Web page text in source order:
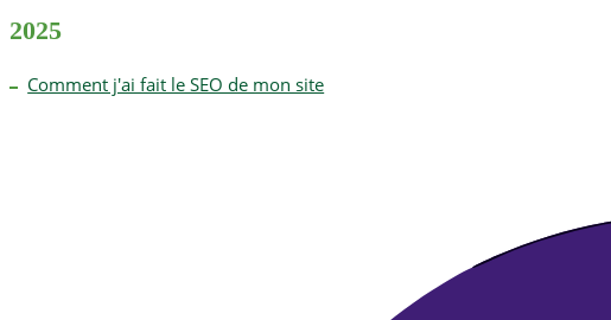
2025
Comment j'ai fait le SEO de mon site